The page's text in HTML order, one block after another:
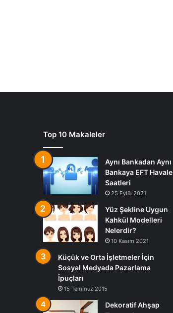
Top 10 Makaleler
Aynı Bankadan Aynı
Bankaya EFT Havale
Saatleri
25 Eylül 2021
Yüz Şekline Uygun
Kahkül Modelleri
Nelerdir?
10 Kasım 2021
Küçük ve Orta İşletmeler İçin
Sosyal Medyada Pazarlama
İpuçları
15 Temmuz 2015
Dekoratif Ahşap